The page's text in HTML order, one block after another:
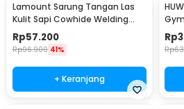
Lamount Sarung Tangan Las
Kulit Sapi Cowhide Welding
Gloves L - STL-25
Rp57.200
Rp96.900 41%
+ Keranjang
Rp
Rp